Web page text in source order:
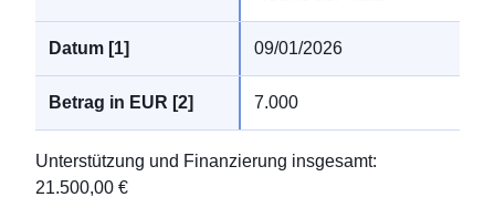
09/01/2026
7.000
Unterstützung und Finanzierung insgesamt:
21.500,00 €